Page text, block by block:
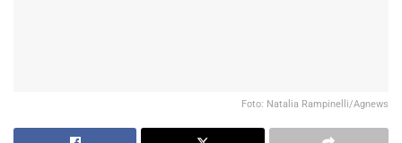
Foto: Natalia Rampinelli/Agnews